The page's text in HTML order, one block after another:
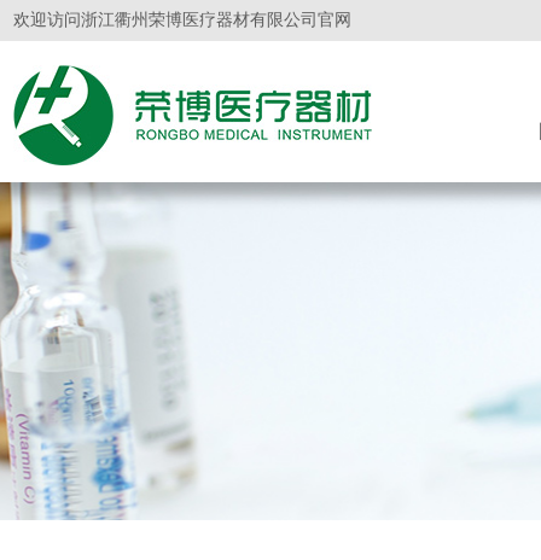
欢迎访问浙江衢州荣博医疗器材有限公司官网